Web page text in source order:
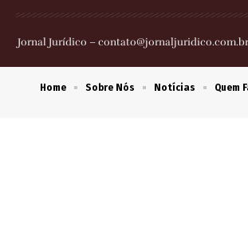
Jornal Jurídico –contato@jornaljuridico.com.br
Home Sobre Nós Notícias Quem